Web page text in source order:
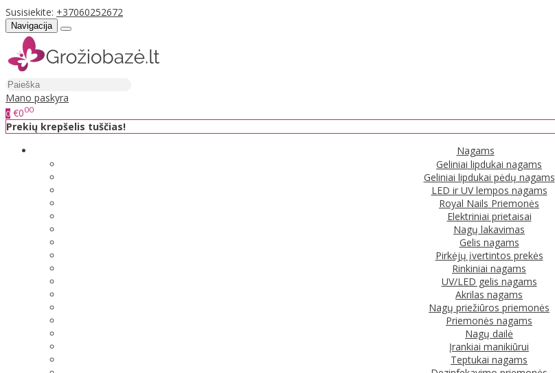
Susisiekite: +37060252672
Navigacija
Mano paskyra
0 €000
Prekių krepšelis tuščias!
Nagams
Geliniai lipdukai nagams
Geliniai lipdukai pėdų nagams
LED ir UV lempos nagams
Royal Nails Priemonės
Elektriniai prietaisai
Nagų lakavimas
Gelis nagams
Pirkėjų įvertintos prekės
Rinkiniai nagams
UV/LED gelis nagams
Akrilas nagams
Nagų priežiūros priemonės
Priemonės nagams
Nagų dailė
Įrankiai manikiūrui
Teptukai nagams